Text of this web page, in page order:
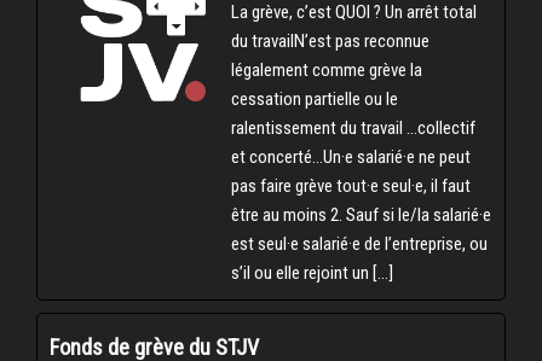
La grève, c’est QUOI ? Un arrêt total
du travailN’est pas reconnue
légalement comme grève la
cessation partielle ou le
ralentissement du travail …collectif
et concerté…Un·e salarié·e ne peut
pas faire grève tout·e seul·e, il faut
être au moins 2. Sauf si le/la salarié·e
est seul·e salarié·e de l’entreprise, ou
s’il ou elle rejoint un […]
Fonds de grève du STJV